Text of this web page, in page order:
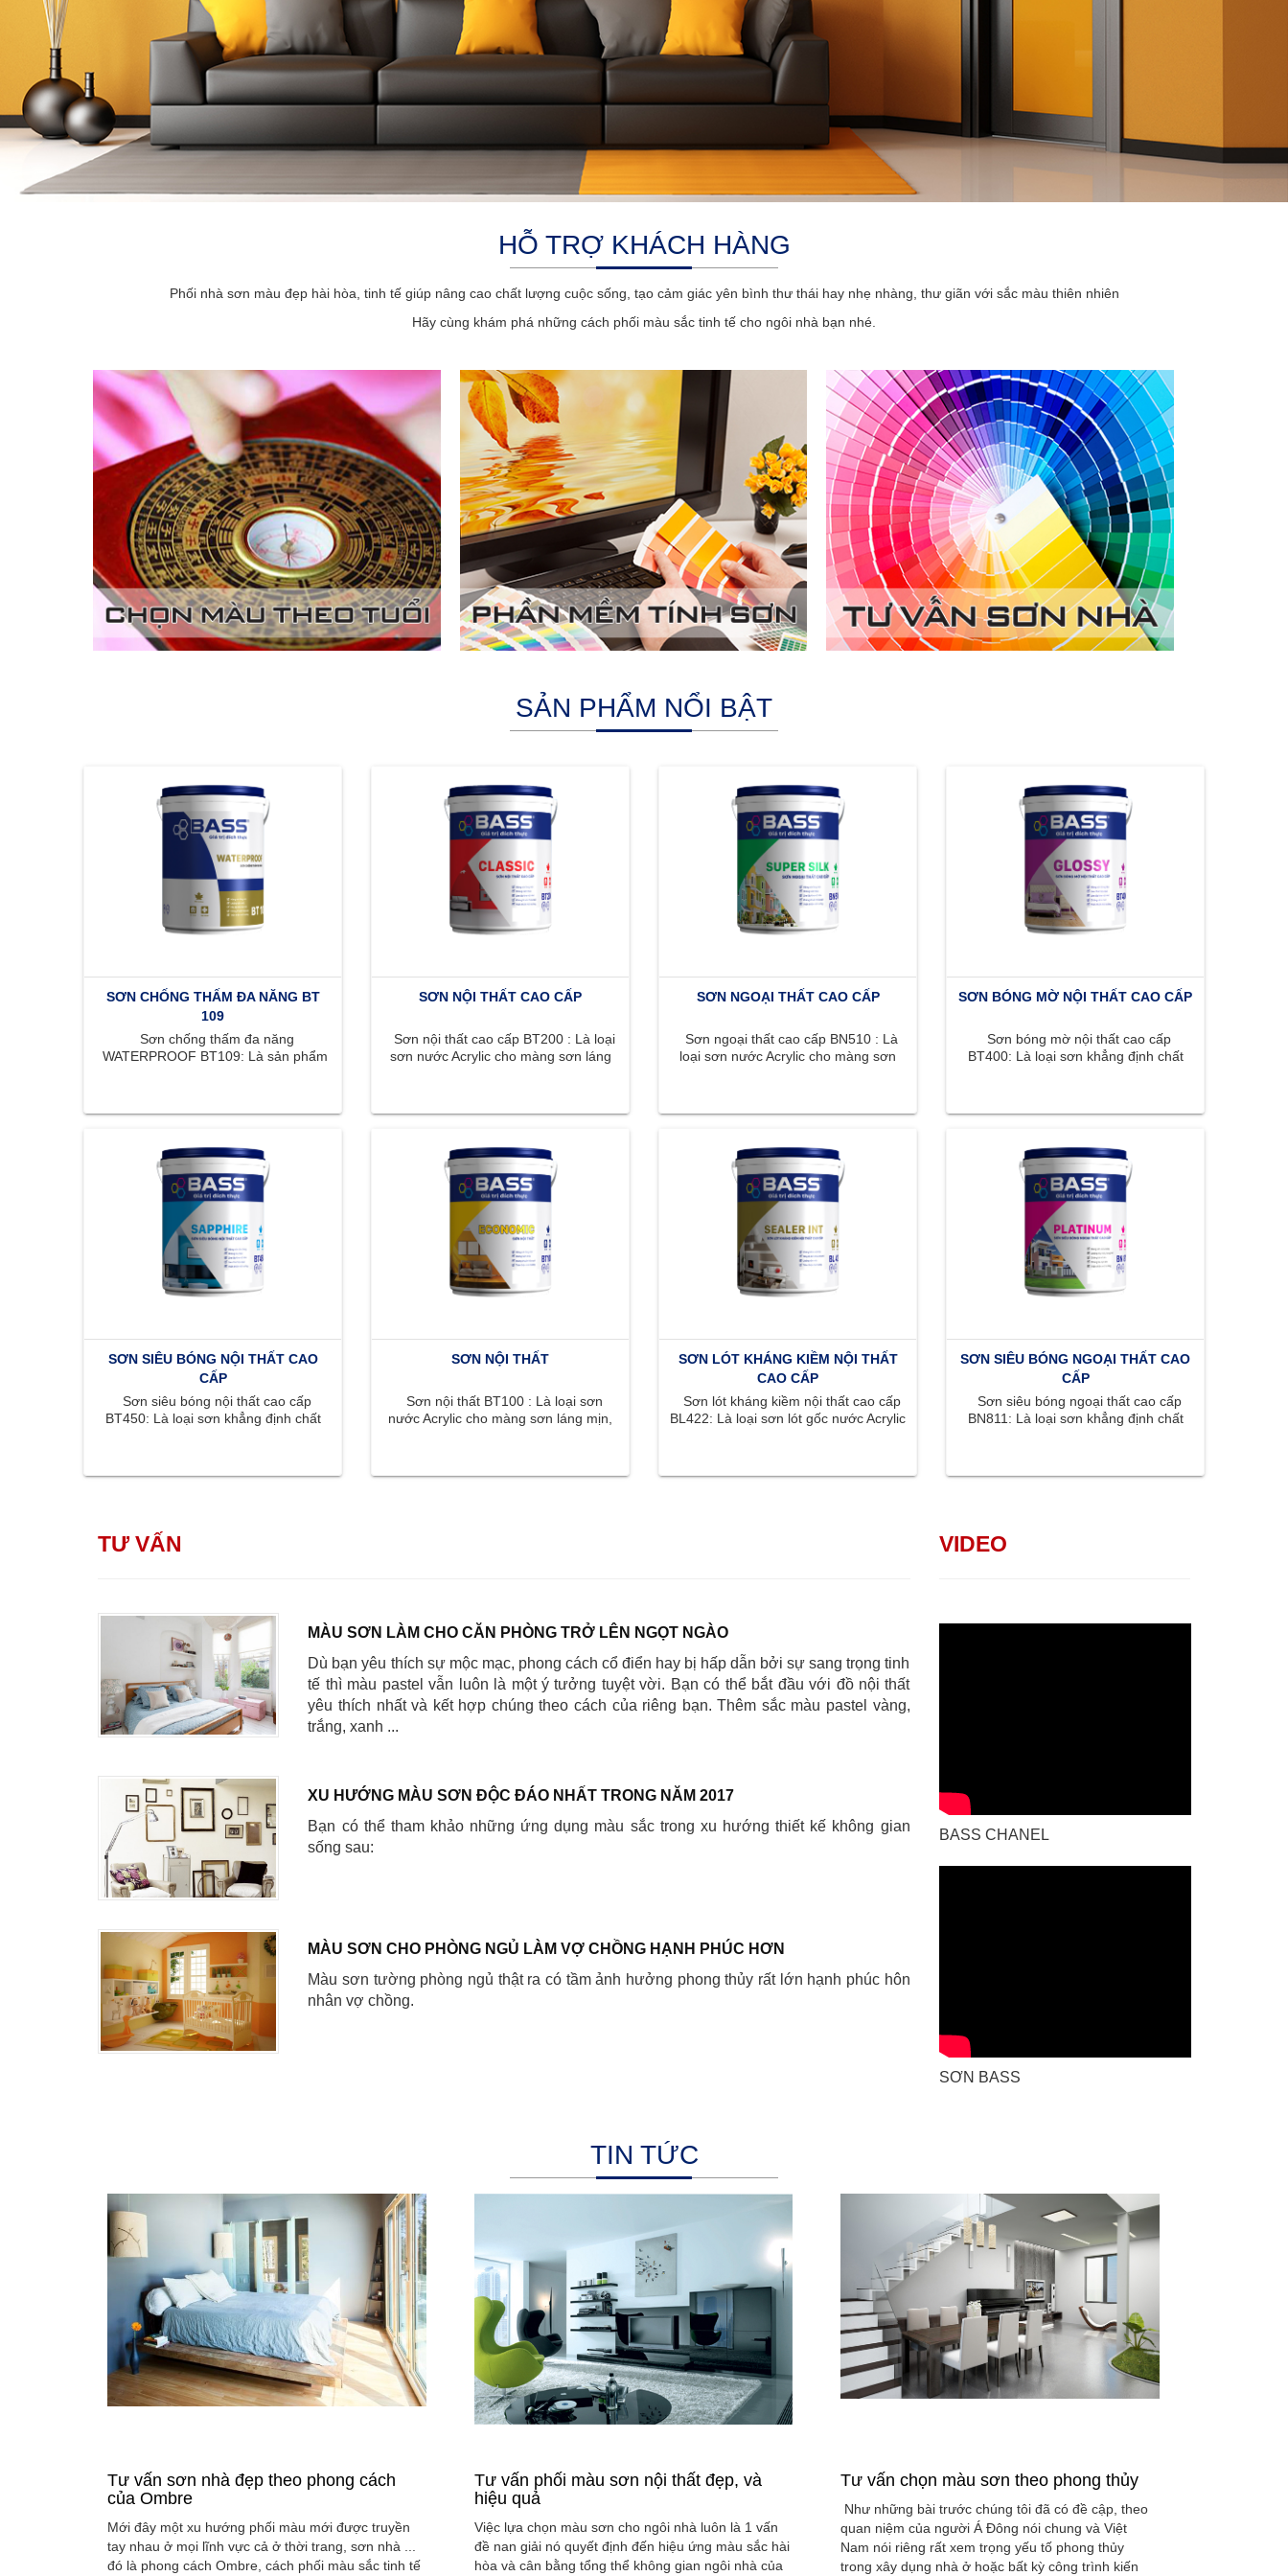
HỖ TRỢ KHÁCH HÀNG
Phối nhà sơn màu đẹp hài hòa, tinh tế giúp nâng cao chất lượng cuộc sống, tạo cảm giác yên bình thư thái hay nhẹ nhàng, thư giãn với sắc màu thiên nhiên
Hãy cùng khám phá những cách phối màu sắc tinh tế cho ngôi nhà bạn nhé.
SẢN PHẨM NỔI BẬT
SƠN CHỐNG THẤM ĐA NĂNG BT
109
Sơn chống thấm đa năng
WATERPROOF BT109: Là sản phẩm
SƠN NỘI THẤT CAO CẤP
Sơn nội thất cao cấp BT200 : Là loại
sơn nước Acrylic cho màng sơn láng
SƠN NGOẠI THẤT CAO CẤP
Sơn ngoại thất cao cấp BN510 : Là
loại sơn nước Acrylic cho màng sơn
SƠN BÓNG MỜ NỘI THẤT CAO CẤP
Sơn bóng mờ nội thất cao cấp
BT400: Là loại sơn khẳng định chất
SƠN SIÊU BÓNG NỘI THẤT CAO
CẤP
Sơn siêu bóng nội thất cao cấp
BT450: Là loại sơn khẳng định chất
SƠN NỘI THẤT
Sơn nội thất BT100 : Là loại sơn
nước Acrylic cho màng sơn láng mịn,
SƠN LÓT KHÁNG KIỀM NỘI THẤT
CAO CẤP
Sơn lót kháng kiềm nội thất cao cấp
BL422: Là loại sơn lót gốc nước Acrylic
SƠN SIÊU BÓNG NGOẠI THẤT CAO
CẤP
Sơn siêu bóng ngoại thất cao cấp
BN811: Là loại sơn khẳng định chất
TƯ VẤN
MÀU SƠN LÀM CHO CĂN PHÒNG TRỞ LÊN NGỌT NGÀO
Dù bạn yêu thích sự mộc mạc, phong cách cổ điển hay bị hấp dẫn bởi sự sang trọng tinh
tế thì màu pastel vẫn luôn là một ý tưởng tuyệt vời. Bạn có thể bắt đầu với đồ nội thất
yêu thích nhất và kết hợp chúng theo cách của riêng bạn. Thêm sắc màu pastel vàng,
trắng, xanh ...
XU HƯỚNG MÀU SƠN ĐỘC ĐÁO NHẤT TRONG NĂM 2017
Bạn có thể tham khảo những ứng dụng màu sắc trong xu hướng thiết kế không gian
sống sau:
MÀU SƠN CHO PHÒNG NGỦ LÀM VỢ CHỒNG HẠNH PHÚC HƠN
Màu sơn tường phòng ngủ thật ra có tầm ảnh hưởng phong thủy rất lớn hạnh phúc hôn
nhân vợ chồng.
VIDEO
BASS CHANEL
SƠN BASS
TIN TỨC
Tư vấn sơn nhà đẹp theo phong cách
của Ombre
Mới đây một xu hướng phối màu mới được truyền
tay nhau ở mọi lĩnh vực cả ở thời trang, sơn nhà ...
đó là phong cách Ombre, cách phối màu sắc tinh tế
Tư vấn phối màu sơn nội thất đẹp, và
hiệu quả
Việc lựa chọn màu sơn cho ngôi nhà luôn là 1 vấn
đề nan giải nó quyết định đến hiệu ứng màu sắc hài
hòa và cân bằng tổng thể không gian ngôi nhà của
Tư vấn chọn màu sơn theo phong thủy
Như những bài trước chúng tôi đã có đề cập, theo
quan niệm của người Á Đông nói chung và Việt
Nam nói riêng rất xem trọng yếu tố phong thủy
trong xây dụng nhà ở hoặc bất kỳ công trình kiến